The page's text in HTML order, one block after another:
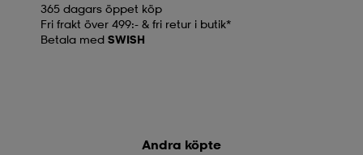
365 dagars öppet köp
Fri frakt över 499:- & fri retur i butik*
Betala med SWISH
Andra köpte